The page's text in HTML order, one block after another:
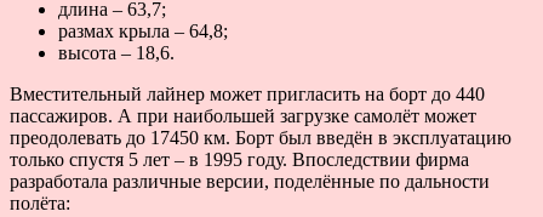
длина – 63,7;
размах крыла – 64,8;
высота – 18,6.
Вместительный лайнер может пригласить на борт до 440
пассажиров. А при наибольшей загрузке самолёт может
преодолевать до 17450 км. Борт был введён в эксплуатацию
только спустя 5 лет – в 1995 году. Впоследствии фирма
разработала различные версии, поделённые по дальности
полёта: